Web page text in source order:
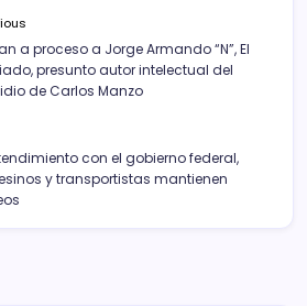
a proceso a Jorge Armando “N”, El
presunto autor intelectual del
de Carlos Manzo
con el gobierno federal,
y transportistas mantienen